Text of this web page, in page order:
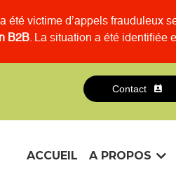
été victime d’appels frauduleux
B2B. La situation a été identifiée
Contact
ACCUEIL A PROPOS